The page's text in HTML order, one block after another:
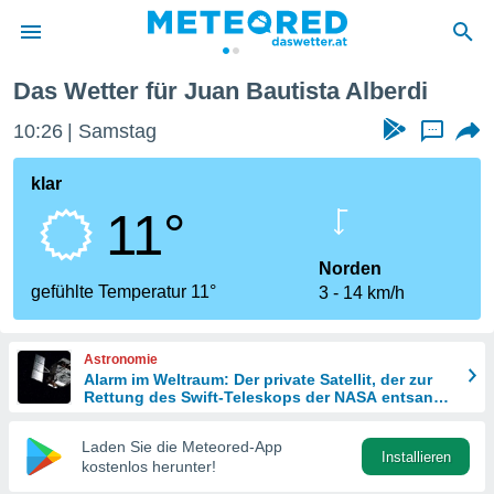
wurde
dass
sind.
diese
Das Wetter für Juan Bautista Alberdi
10:26 Samstag ...
klar
11°
gefühlte Temperatur 11°
Norden
3
14 km/h
Astronomie
Alarm im Weltraum: Der private Satellit, der zur
Rettung des Swift-Teleskops der NASA entsandt
Laden Sie die Meteored-App
kostenlos herunter!
Installieren